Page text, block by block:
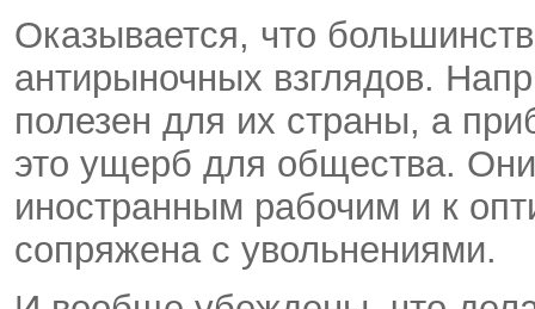
Оказывается, что
антирыночных взглядов.
полезен для их страны, а
это ущерб для общества. Они
иностранным рабочим и к
сопряжена с увольнениями.